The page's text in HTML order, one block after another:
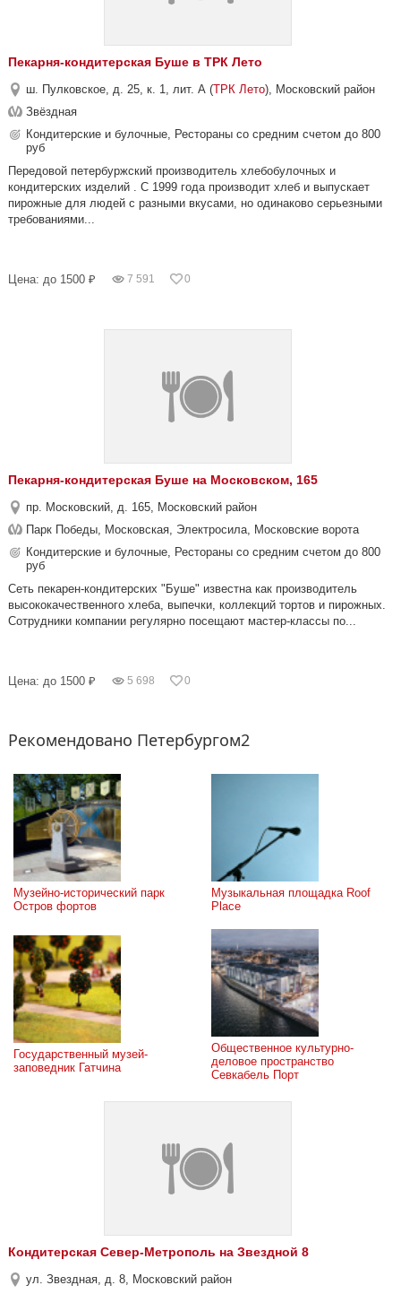
Пекарня-кондитерская Буше в ТРК Лето
ш. Пулковское, д. 25, к. 1, лит. А (ТРК Лето), Московский район
Звёздная
Кондитерские и булочные, Рестораны со средним счетом до 800
руб
Передовой петербуржский производитель хлебобулочных и
кондитерских изделий . С 1999 года производит хлеб и выпускает
пирожные для людей с разными вкусами, но одинаково серьезными
требованиями...
Цена: до 1500 ₽ 7 591 0
Пекарня-кондитерская Буше на Московском, 165
пр. Московский, д. 165, Московский район
Парк Победы, Московская, Электросила, Московские ворота
Кондитерские и булочные, Рестораны со средним счетом до 800
руб
Сеть пекарен-кондитерских "Буше" известна как производитель
высококачественного хлеба, выпечки, коллекций тортов и пирожных.
Сотрудники компании регулярно посещают мастер-классы по...
Цена: до 1500 ₽ 5 698 0
Рекомендовано Петербургом2
Музейно-исторический парк
Остров фортов
Музыкальная площадка Roof
Place
Государственный музей-
заповедник Гатчина
Общественное культурно-
деловое пространство
Севкабель Порт
Кондитерская Север-Метрополь на Звездной 8
ул. Звездная, д. 8, Московский район